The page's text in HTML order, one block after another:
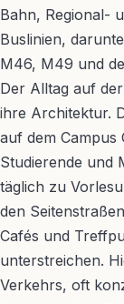
Bahn, Regional-
Buslinien,
M46, M49 und
Der Alltag auf
ihre Architektur.
auf dem Campus
Studierende und
täglich zu
den
Cafés und
unterstreichen.
Verkehrs, oft